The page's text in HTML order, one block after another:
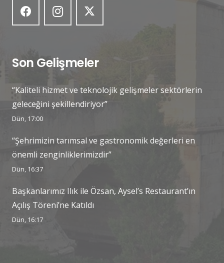
Son Gelişmeler
“Kaliteli hizmet ve teknolojik gelişmeler sektörlerin
geleceğini şekillendiriyor”
Dün, 17:00
“Şehrimizin tarımsal ve gastronomik değerleri en
önemli zenginliklerimizdir”
Dün, 16:37
Başkanlarımız Ilık ile Özsan, Aysel’s Restaurant’ın
Açılış Töreni’ne Katıldı
Dün, 16:17